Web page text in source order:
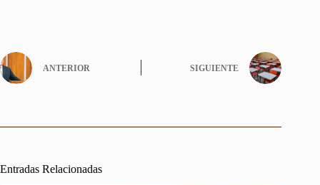
ANTERIOR SIGUIENTE
Entradas Relacionadas